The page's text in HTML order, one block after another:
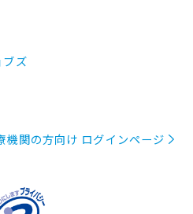
ブズ
機関の方向け ログインページ